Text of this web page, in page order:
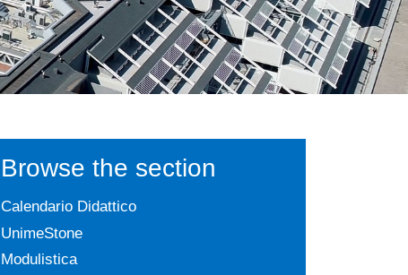
Browse the section
Calendario Didattico
UnimeStone
Modulistica